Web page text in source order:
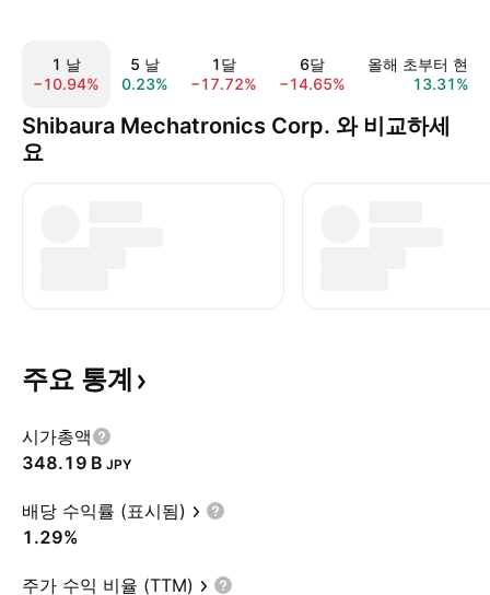
1 날
−10.94%
5 날
0.23%
1달
−17.72%
6달
−14.65%
올해 초부터 현재
13.31%
Shibaura Mechatronics Corp. 와 비교하세
요
주요 통계
시가총액
‪348.19 B‬ JPY
배당 수익률 (표시됨)
1.29%
주가 수익 비율 (TTM)